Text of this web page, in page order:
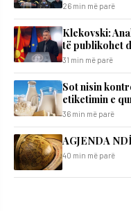
26 min më parë
Klekovski:
të publikohet
31 min më parë
Sot nisin
etiketimin e
36 min më parë
AGJENDA
40 min më parë